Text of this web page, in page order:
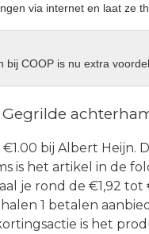
via internet en laat ze
bij COOP is nu extra
bij Albert Heijn.
is het artikel in de
je rond de €1,92 tot
1 betalen
is het